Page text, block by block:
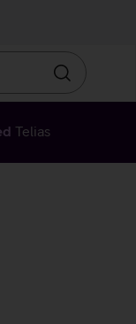
Otsin
Telias